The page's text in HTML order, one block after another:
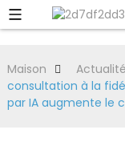
Maison
consultation à la
par IA augmente le